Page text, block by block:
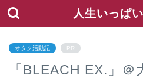
人生いっぱ
オタク活動記 PR
「BLEACH EX.」